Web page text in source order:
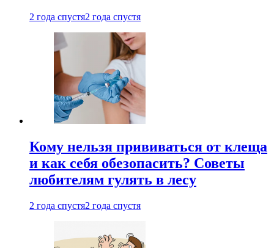
2 года спустя2 года спустя
Кому нельзя прививаться от клеща
и как себя обезопасить? Советы
любителям гулять в лесу
2 года спустя2 года спустя